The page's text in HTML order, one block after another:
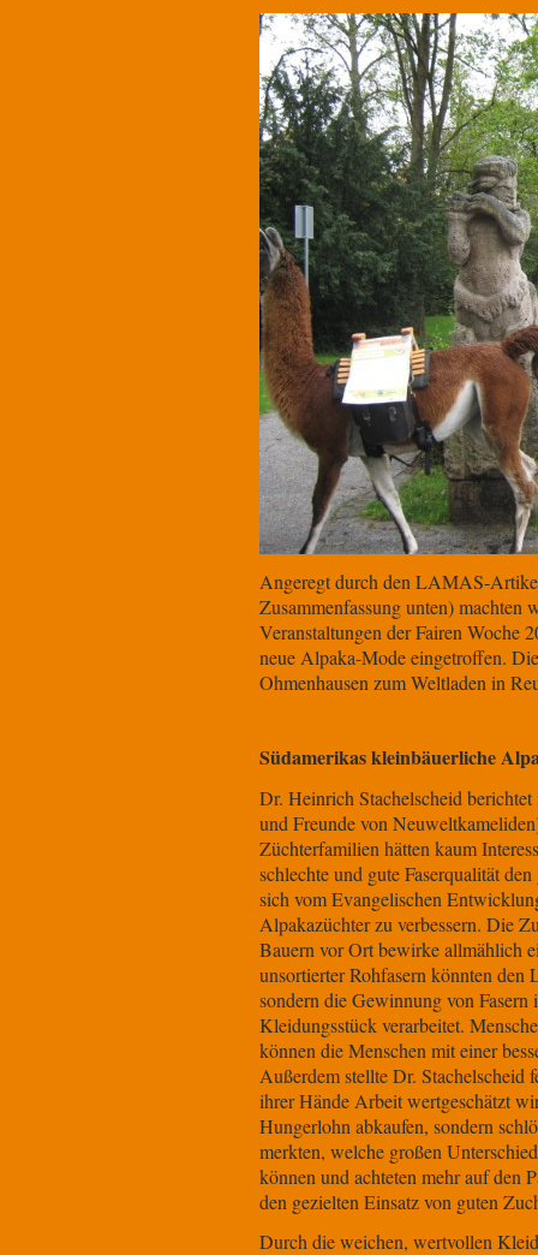
Angeregt durch den LAMAS-
Zusammenfassung unten) machten
Veranstaltungen der Fairen Woche
neue Alpaka-Mode eingetroffen.
Ohmenhausen zum Weltladen in
Südamerikas kleinbäuerliche
Dr. Heinrich Stachelscheid
und Freunde von
Züchterfamilien hätten kaum
schlechte und gute Faserqualität
sich vom Evangelischen
Alpakazüchter zu verbessern. Die
Bauern vor Ort bewirke allmählich
unsortierter Rohfasern könnten den
sondern die Gewinnung von
Kleidungsstück verarbeitet.
können die Menschen mit einer
Außerdem stellte Dr. Stachelscheid
ihrer Hände Arbeit wertgeschätzt
Hungerlohn abkaufen, sondern
merkten, welche großen
können und achteten mehr auf den
den gezielten Einsatz von guten
Durch die weichen, wertvollen